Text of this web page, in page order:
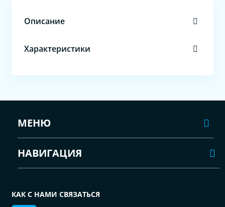
Описание
Характеристики
МЕНЮ
НАВИГАЦИЯ
КАК С НАМИ СВЯЗАТЬСЯ